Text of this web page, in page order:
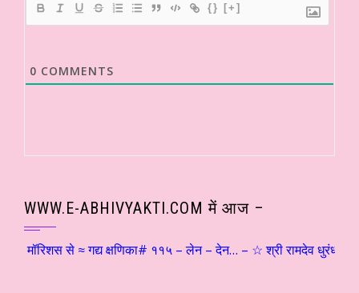
{} [+]
0 COMMENTS
WWW.E-ABHIVYAKTI.COM में आज –
से ≈ गद्य क्षणिका# ११५ – लेन – देन… – ☆ श्री रामदेव